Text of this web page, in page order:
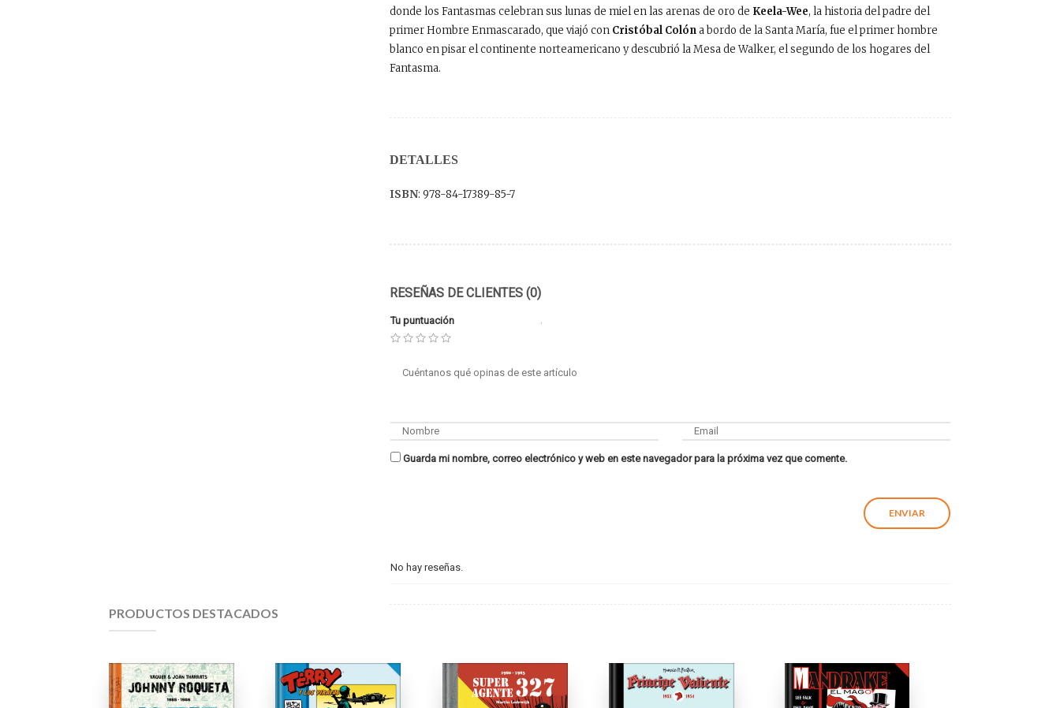
donde los Fantasmas celebran sus lunas de miel en las arenas de oro de Keela-Wee, la historia del padre del
primer Hombre Enmascarado, que viajó con Cristóbal Colóna bordo de la Santa María, fue el primer hombre
blanco en pisar el continente norteamericano y descubrió la Mesa de Walker, el segundo de los hogares del
Fantasma.
DETALLES
ISBN: 978-84-17389-85-7
RESEÑAS DE CLIENTES (0)
Tu puntuación
Guarda mi nombre, correo electrónico y web en este navegador para la próxima vez que comente.
No hay reseñas.
PRODUCTOS DESTACADOS